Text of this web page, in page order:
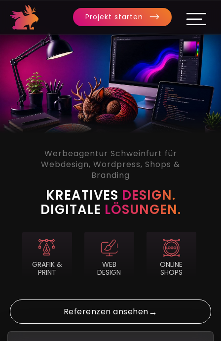
Projekt starten
Werbeagentur Schweinfurt für
Webdesign, Wordpress, Shops &
Branding
KREATIVES DESIGN.
DIGITALE LÖSUNGEN.
GRAFIK &
PRINT
WEB
DESIGN
ONLINE
SHOPS
Referenzen ansehen